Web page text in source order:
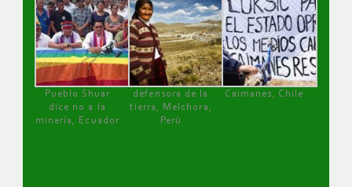
Pueblo Shuar
dice no a la
minería, Ecuador
defensora de la
tierra, Melchora,
Perú
Caimanes, Chile